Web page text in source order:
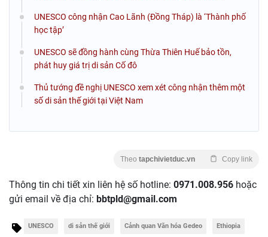
UNESCO công nhận Cao Lãnh (Đồng Tháp) là ‘Thành phố
học tập’
UNESCO sẽ đồng hành cùng Thừa Thiên Huế bảo tồn,
phát huy giá trị di sản Cố đô
Thủ tướng đề nghị UNESCO xem xét công nhận thêm một
số di sản thế giới tại Việt Nam
Theo tapchivietduc.vn Copy link
Thông tin chi tiết xin liên hệ số hotline: 0971.008.956 hoặc
gửi email về địa chỉ: bbtpld@gmail.com
UNESCO di sản thế giới Cảnh quan Văn hóa Gedeo Ethiopia